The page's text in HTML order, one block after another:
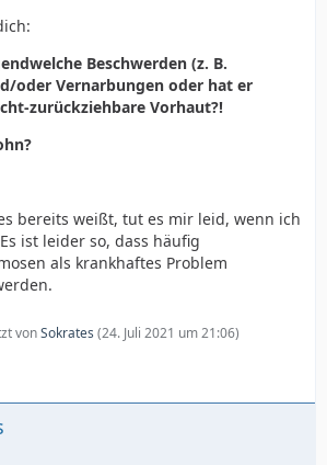
Beschwerden (z. B.
oder Vernarbungen oder hat er
zurückziehbare Vorhaut?!
bereits weißt, tut es mir leid, wenn ich
ist leider so, dass häufig
als krankhaftes Problem
vonSokrates (24. Juli 2021 um 21:06)